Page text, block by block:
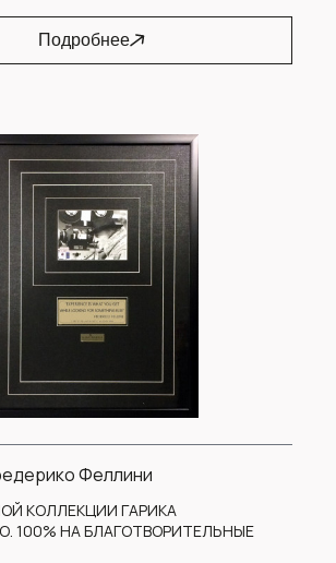
Подробнее
Феллини
КОЛЛЕКЦИИ ГАРИКА
100% НА БЛАГОТВОРИТЕЛЬНЫЕ